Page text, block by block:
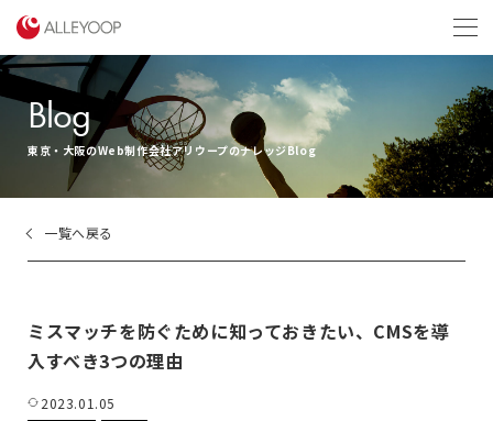
Blog
東京・大阪のWeb制作会社アリウープのナレッジBlog
一覧へ戻る
ミスマッチを防ぐために知っておきたい、CMSを導
入すべき3つの理由
2023.01.05